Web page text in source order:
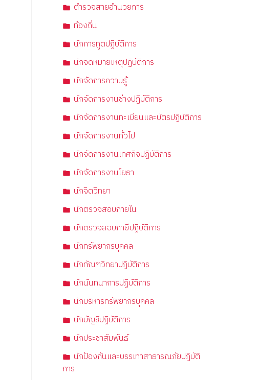
ตำรวจสายอำนวยการ
ท้องถิ่น
นักการทูตปฏิบัติการ
นักจดหมายเหตุปฏิบัติการ
นักจัดการความรู้
นักจัดการงานช่างปฏิบัติการ
นักจัดการงานทะเบียนและบัตรปฏิบัติการ
นักจัดการงานทั่วไป
นักจัดการงานเทศกิจปฏิบัติการ
นักจัดการงานโยธา
นักจิตวิทยา
นักตรวจสอบภายใน
นักตรวจสอบภาษีปฏิบัติการ
นักทรัพยากรบุคคล
นักทัณฑวิทยาปฏิบัติการ
นักนันทนาการปฏิบัติการ
นักบริหารทรัพยากรบุคคล
นักบัญชีปฏิบัติการ
นักประชาสัมพันธ์
นักป้องกันและบรรเทาสาธารณภัยปฏิบัติ
การ